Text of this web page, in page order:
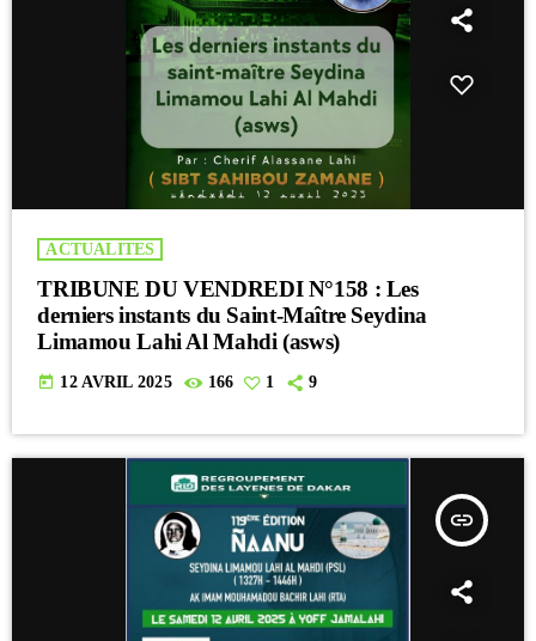
ACTUALITES
TRIBUNE DU VENDREDI N°158 : Les
derniers instants du Saint-Maître Seydina
Limamou Lahi Al Mahdi (asws)
today 12 AVRIL 2025 166 1 9
insert_link